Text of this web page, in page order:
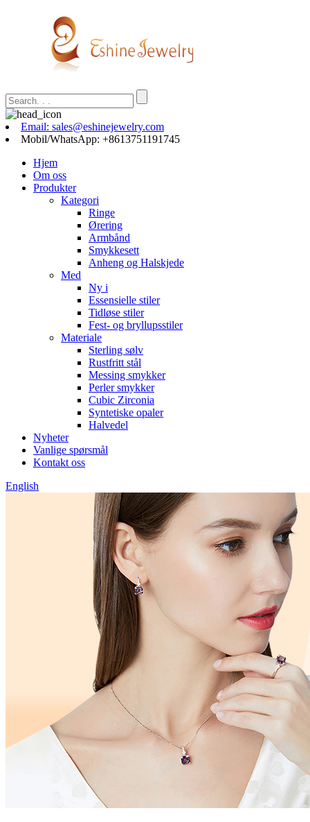
Email: sales@eshinejewelry.com
Mobil/WhatsApp: +8613751191745
Hjem
Om oss
Produkter
Kategori
Ringe
Ørering
Armbånd
Smykkesett
Anheng og Halskjede
Med
Ny i
Essensielle stiler
Tidløse stiler
Fest- og bryllupsstiler
Materiale
Sterling sølv
Rustfritt stål
Messing smykker
Perler smykker
Cubic Zirconia
Syntetiske opaler
Halvedel
Nyheter
Vanlige spørsmål
Kontakt oss
English